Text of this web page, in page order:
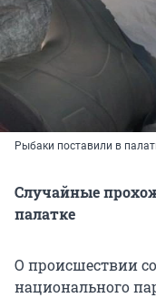
Рыбаки поставили в
Случайные
палатке
О происшествии
национального